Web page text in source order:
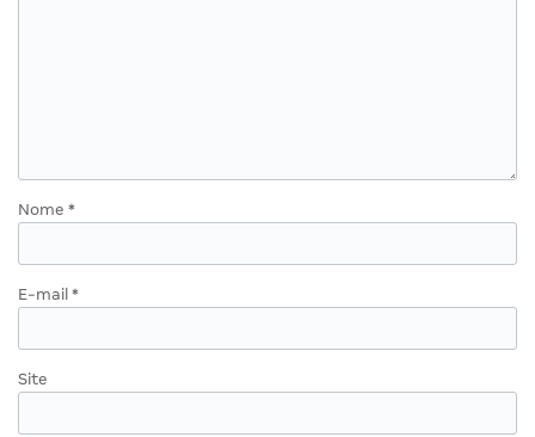
Nome *
E-mail *
Site